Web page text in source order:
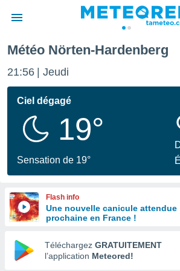
de
en
Météo Nörten-Hardenberg
21:56 Jeudi
Ciel dégagé
19°
Sensation de 19°
Flash info
Une nouvelle canicule attendue
prochaine en France !
Téléchargez GRATUITEMENT
l’application Meteored!